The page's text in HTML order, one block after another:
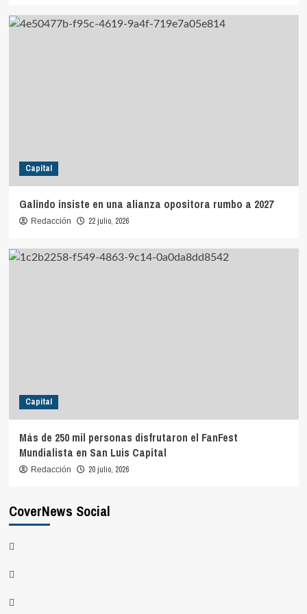
Capital
Galindo insiste en una alianza opositora rumbo a 2027
Redacción 22 julio, 2026
Capital
Más de 250 mil personas disfrutaron el FanFest
Mundialista en San Luis Capital
Redacción 20 julio, 2026
CoverNews Social